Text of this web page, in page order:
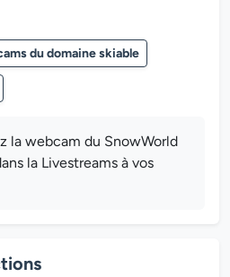
du domaine skiable
la webcam du SnowWorld
la Livestreams à vos